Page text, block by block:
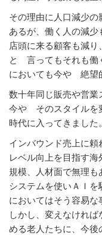
その理由に人口減少
あるが、働く人の減少
店頭に来る顧客も減り
と 言ってもそれも働
においても今や 絶望
数十年同じ販売や営業
今や そのスタイルを
時代に入ってきました。
インバウンド売上に
レベル向上を目指す
規模、人材面で無理も
システムを使いＡＩ
においてはそう容易な
しかし、変えなけれ
める老人たちに、今後